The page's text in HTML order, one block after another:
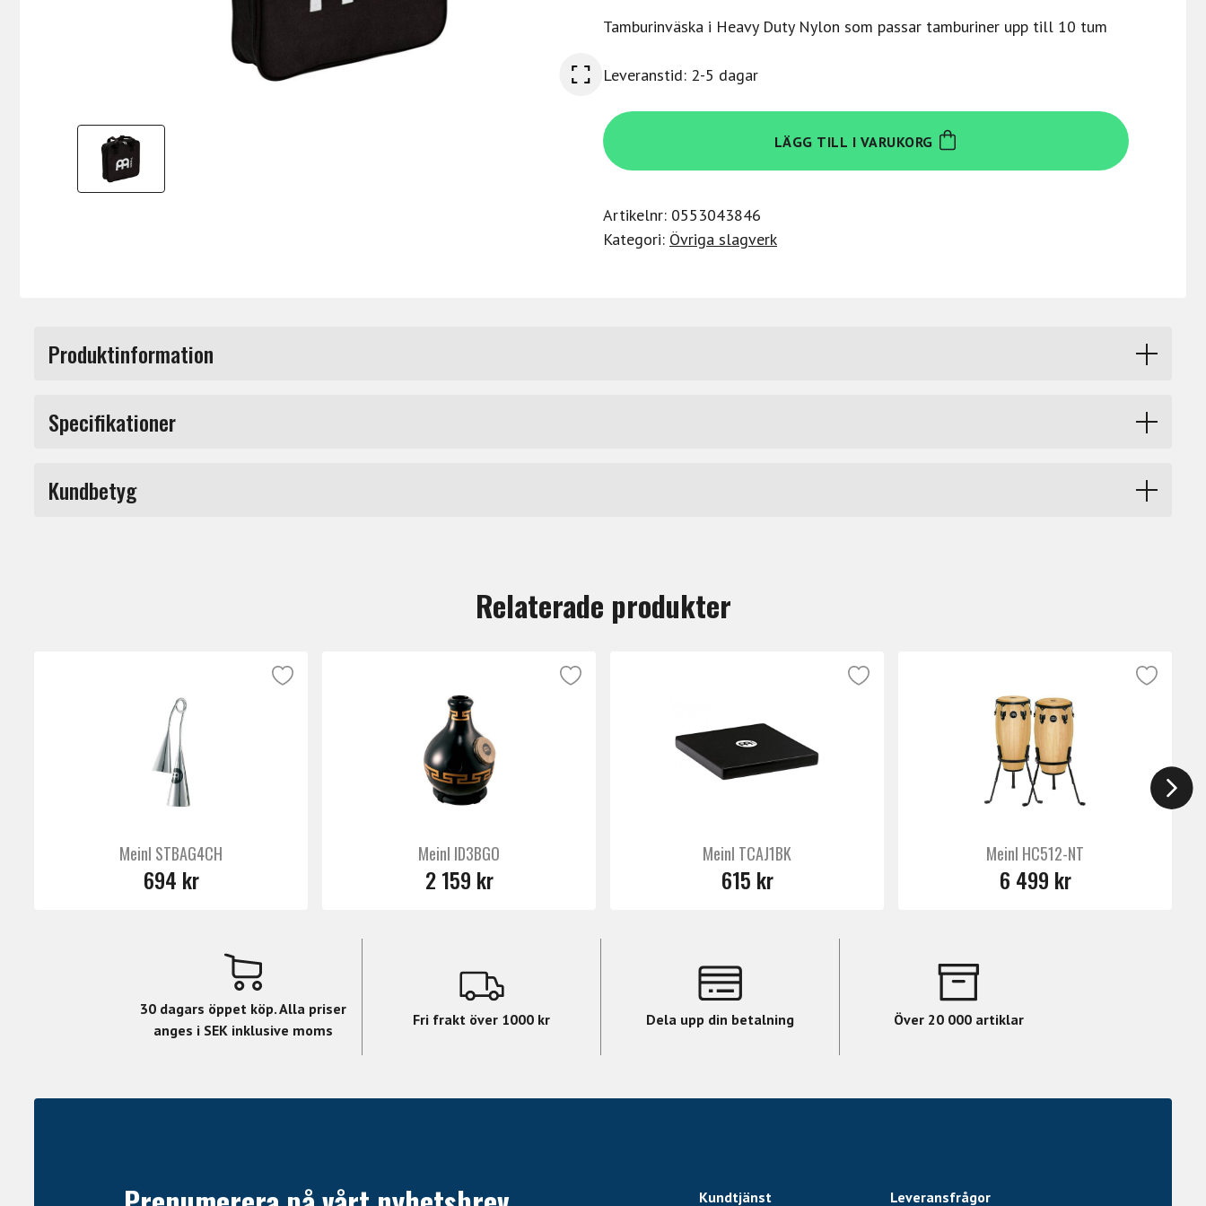
Tamburinväska i Heavy Duty Nylon som passar tamburiner upp till 10 tum
Leveranstid: 2-5 dagar
Meinl
MSTTB
mängd
LÄGG TILL I VARUKORG
Artikelnr: 0553043846
Kategori: Övriga slagverk
Produktinformation
Specifikationer
Kundbetyg
Relaterade produkter
Meinl STBAG4CH
694 kr
Meinl ID3BGO
2 159 kr
Meinl TCAJ1BK
615 kr
Meinl HC512-NT
6 499 kr
30 dagars öppet köp. Alla priser
anges i SEK inklusive moms
Fri frakt över 1000 kr Dela upp din betalning Över 20 000 artiklar
Kundtjänst Leveransfrågor